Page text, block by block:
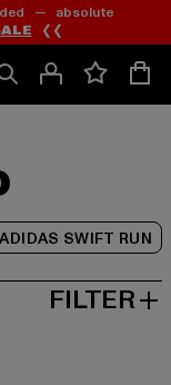
— absolute
❮❮
ADIDAS SWIFT RUN
FILTER